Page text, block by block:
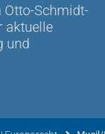
Otto-Schmidt-
aktuelle
und